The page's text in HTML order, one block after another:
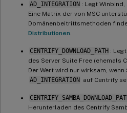
AD_INTEGRATION : Legt Winbind,
Eine Matrix der von MSC
Domänenbeitrittsmethoden
Distributionen.
CENTRIFY_DOWNLOAD_PATH :
des Server Suite Free (ehemals
Der Wert wird nur wirksam,
AD_INTEGRATION auf Centrify
Herunterladen des Centrify